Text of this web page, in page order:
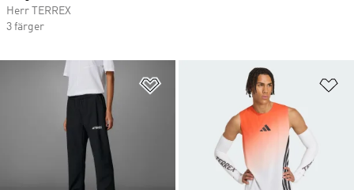
Herr TERREX
3 färger
Lägg till på önskelistan